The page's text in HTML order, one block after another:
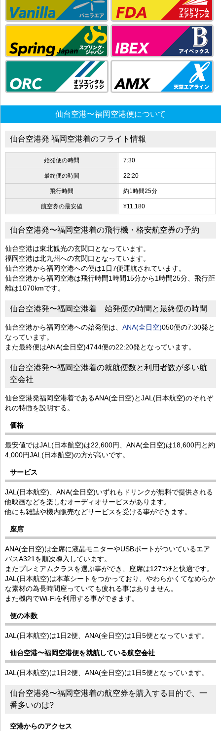
仙台空港〜福岡空港便について
仙台空港発 福岡空港着のフライト情報
始発便の時間 7:30
最終便の時間 22:20
飛行時間 約1時間25分
航空券の最安値 ¥11,180
仙台空港発〜福岡空港着の飛行機・格安航空券の予約
仙台空港は東北観光の玄関口となっています。
福岡空港は北九州への玄関口となっています。
仙台空港から福岡空港への便は1日7便運航されています。
仙台空港から福岡空港は飛行時間1時間15分から1時間25分、飛行距
離は1070kmです。
仙台空港発〜福岡空港着 始発便の時間と最終便の時間
仙台空港から福岡空港への始発便は、 ANA(全日空)050便の7:30発と
なっています。
また最終便はANA(全日空)4744便の22:20発となっています。
仙台空港発〜福岡空港着の就航便数と利用者数が多い航
空会社
仙台空港発福岡空港着であるANA(全日空)とJAL(日本航空)のそれぞ
れの特徴を説明する。
価格
最安値ではJAL(日本航空)は22,600円、ANA(全日空)は18,600円と約
4,000円JAL(日本航空)の方が高いです。
サービス
JAL(日本航空)、ANA(全日空)いずれもドリンクが無料で提供される
他映画などを楽しむオーディオサービスがあります。
他にも雑誌や機内販売などサービスを受ける事ができます。
座席
ANA(全日空)は全席に液晶モニターやUSBポートがついているエア
バスA321を順次導入しています。
またプレミアムクラスを選ぶ事ができ、座席は127ｾﾝﾁと快適です。
JAL(日本航空)は本革シートをつかっており、やわらかくてなめらか
な素材の為長時間座っていても疲れる事はありません。
また機内でWi-Fiを利用する事ができます。
便の本数
JAL(日本航空)は1日2便、ANA(全日空)は1日5便となっています。
仙台空港〜福岡空港便を就航している航空会社
JAL(日本航空)は1日2便、ANA(全日空)は1日5便となっています。
仙台空港発〜福岡空港着の航空券を購入する目的で、一
番多いのは?
空港からのアクセス